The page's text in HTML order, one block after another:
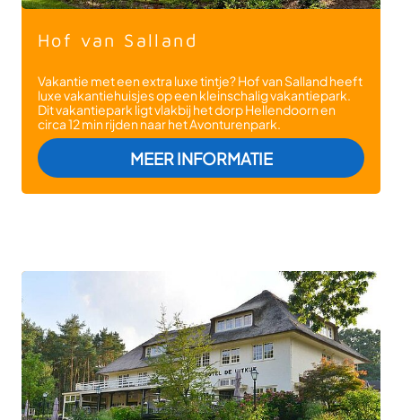
Hof van Salland
Vakantie met een extra luxe tintje? Hof van Salland heeft
luxe vakantiehuisjes op een kleinschalig vakantiepark.
Dit vakantiepark ligt vlakbij het dorp Hellendoorn en
circa 12 min rijden naar het Avonturenpark.
MEER INFORMATIE: HOF VAN